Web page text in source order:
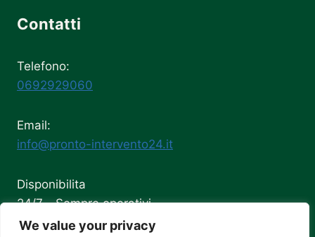
We value your privacy
Contatti
Telefono:
0692929060
Email:
info@pronto-intervento24.it
Disponibilita
24/7 - Sempre operativi